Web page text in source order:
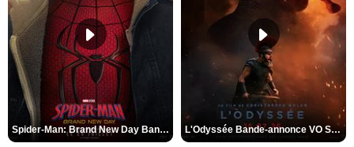
Spider-Man: Brand New Day Bande-annonce VO STFR L'Odyssée Bande-annonce VO STFR